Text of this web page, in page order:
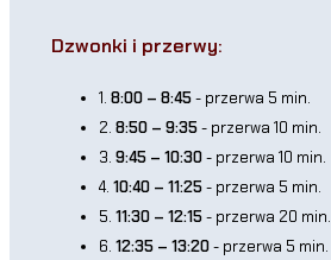
Dzwonki i przerwy:
1. 8:00 – 8:45- przerwa 5 min.
2. 8:50 – 9:35- przerwa 10 min.
3. 9:45 – 10:30- przerwa 10 min.
4. 10:40 – 11:25- przerwa 5 min.
5. 11:30 – 12:15- przerwa 20 min.
6. 12:35 – 13:20- przerwa 5 min.